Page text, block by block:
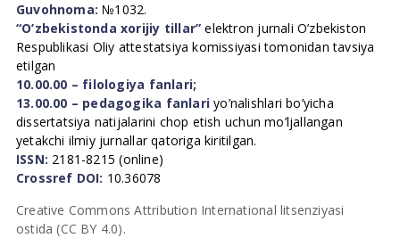
Guvohnoma: №1032.
“O’zbekistonda xorijiy tillar” elektron jurnali O’zbekiston
Respublikasi Oliy attestatsiya komissiyasi tomonidan tavsiya
etilgan
10.00.00 – filologiya fanlari;
13.00.00 – pedagogika fanlari yo’nalishlari bo’yicha
dissertatsiya natijalarini chop etish uchun mo’ljallangan
yetakchi ilmiy jurnallar qatoriga kiritilgan.
ISSN: 2181-8215 (online)
Crossref DOI: 10.36078
Creative Commons Attribution International litsenziyasi
ostida (CC BY 4.0).